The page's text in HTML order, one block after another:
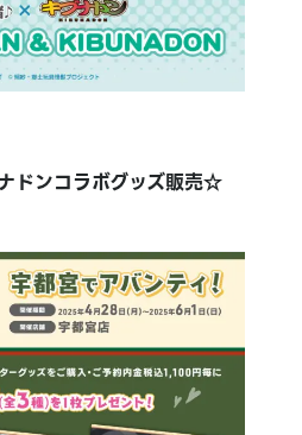
ドンコラボグッズ販売☆